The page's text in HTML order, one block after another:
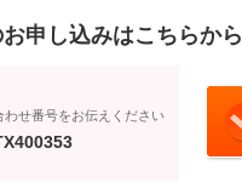
申し込みはこちらから
わせ番号をお伝えください